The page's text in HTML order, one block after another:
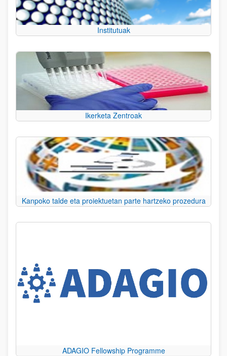
Institutuak
Ikerketa Zentroak
Kanpoko talde eta proiektuetan parte hartzeko prozedura
ADAGIO Fellowship Programme